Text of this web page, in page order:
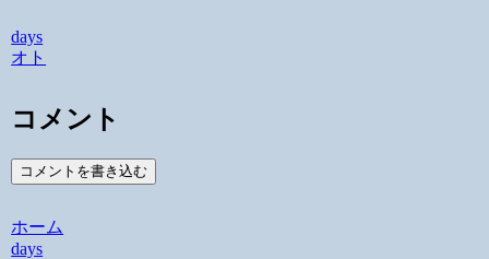
days
オト
コメント
コメントを書き込む
ホーム
days